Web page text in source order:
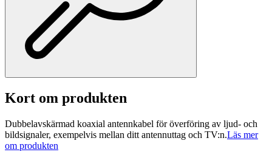
Kort om produkten
Dubbelavskärmad koaxial antennkabel för överföring av ljud- och
bildsignaler, exempelvis mellan ditt antennuttag och TV:n.Läs mer
om produkten